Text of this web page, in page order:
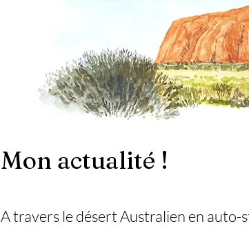
Mon actualité !
A travers le désert Australien en auto-